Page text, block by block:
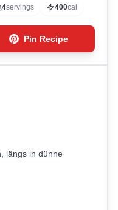
4servings 400cal
Pin Recipe
längs in dünne